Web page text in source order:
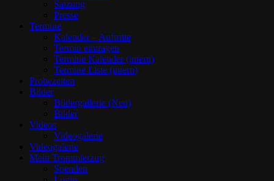
Satzung
Presse
Termine
Kalender – Auftritte
Termin eintragen
Termine Kalender (intern)
Termine Liste (intern)
Probezeiten
Bilder
Bildergallerie (Neu)
Bilder
Videos
Videogalerie
Videogalerie
Mein Trommlerzug
Spenden